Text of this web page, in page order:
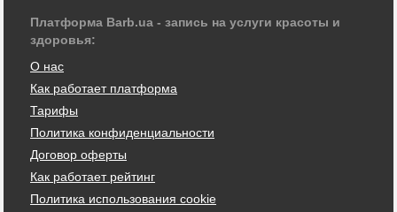
Платформа Barb.ua - запись на услуги красоты и
здоровья:
О нас
Как работает платформа
Тарифы
Политика конфиденциальности
Договор оферты
Как работает рейтинг
Политика использования cookie